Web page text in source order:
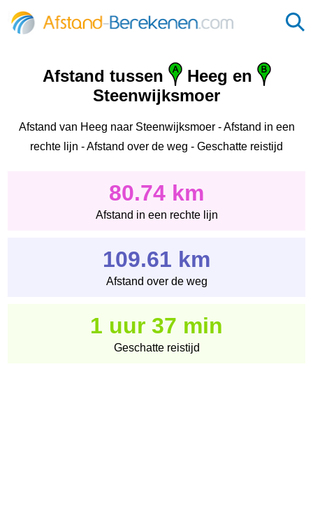
Afstand tussen
Heeg en
Steenwijksmoer
Afstand van Heeg naar Steenwijksmoer - Afstand in een
rechte lijn - Afstand over de weg - Geschatte reistijd
80.74 km
Afstand in een rechte lijn
109.61 km
Afstand over de weg
1 uur 37 min
Geschatte reistijd